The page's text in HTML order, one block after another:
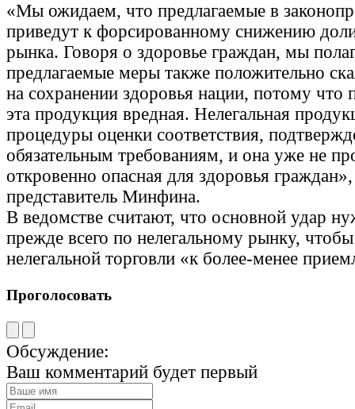
«Мы ожидаем, что предлагаемые в
приведут к форсированному снижению доли
рынка. Говоря о здоровье граждан, мы
предлагаемые меры также положительно
на сохранении здоровья нации, потому что
эта продукция вредная. Нелегальная
процедуры оценки соответствия,
обязательным требованиям, и она уже не
откровенно опасная для здоровья
представитель Минфина.
В ведомстве считают, что основной удар
прежде всего по нелегальному рынку,
нелегальной торговли «к более-менее
Проголосовать
Обсуждение:
Ваш комментарий будет первый